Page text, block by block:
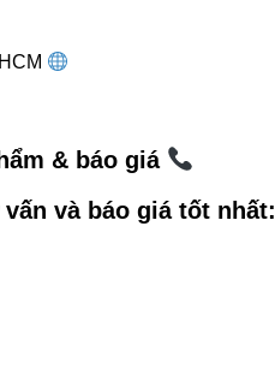
& báo giá
và báo giá tốt nhất: